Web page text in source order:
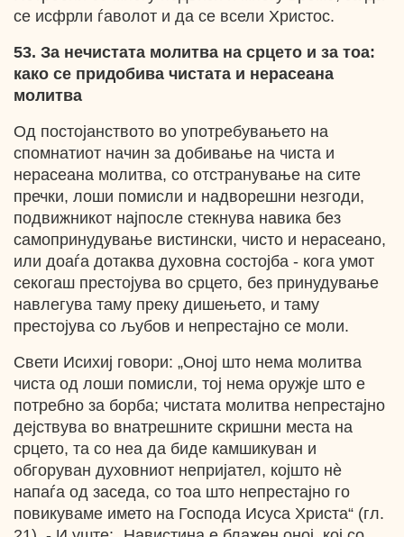
се исфрли ѓаволот и да се всели Христос.
53. За нечистата молитва на срцето и за тоа:
како се придобива чистата и нерасеана
молитва
Од постојанството во употребувањето на
спомнатиот начин за добивање на чиста и
нерасеана молитва, со отстранување на сите
пречки, лоши помисли и надворешни незгоди,
подвижникот најпосле стекнува навика без
самопринудување вистински, чисто и нерасеано,
или доаѓа дотаква духовна состојба - кога умот
секогаш престојува во срцето, без принудување
навлегува таму преку дишењето, и таму
престојува со љубов и непрестајно се моли.
Свети Исихиј говори: „Оној што нема молитва
чиста од лоши помисли, тој нема оружје што е
потребно за борба; чистата молитва непрестајно
дејствува во внатрешните скришни места на
срцето, та со неа да биде камшикуван и
обгоруван духовниот непријател, којшто нѐ
напаѓа од заседа, со тоа што непрестајно го
повикуваме името на Господа Исуса Христа“ (гл.